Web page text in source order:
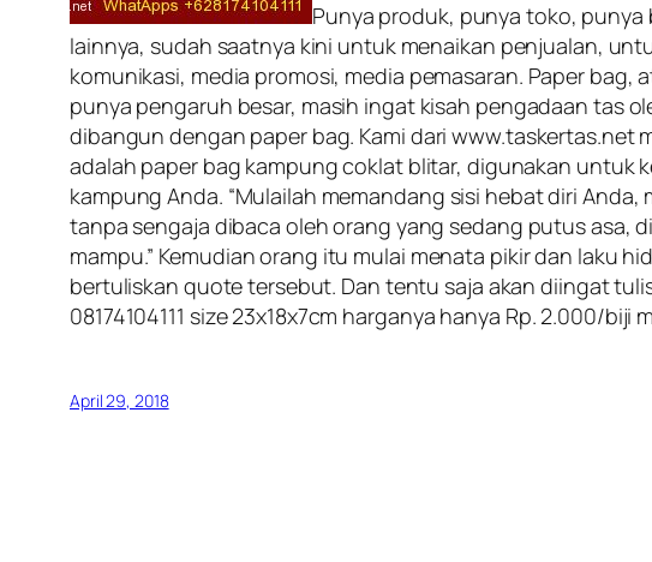
Punya produk, punya toko,
lainnya, sudah saatnya kini untuk menaikan penjualan,
komunikasi, media promosi, media pemasaran. Paper
punya pengaruh besar, masih ingat kisah pengadaan tas
dibangun dengan paper bag. Kami dari www.taskertas.net
adalah paper bag kampung coklat blitar, digunakan untuk
kampung Anda. “Mulailah memandang sisi hebat diri
tanpa sengaja dibaca oleh orang yang sedang putus asa,
mampu.” Kemudian orang itu mulai menata pikir dan laku
bertuliskan quote tersebut. Dan tentu saja akan diingat
08174104111 size 23x18x7cm harganya hanya Rp. 2.000/biji
April 29, 2018